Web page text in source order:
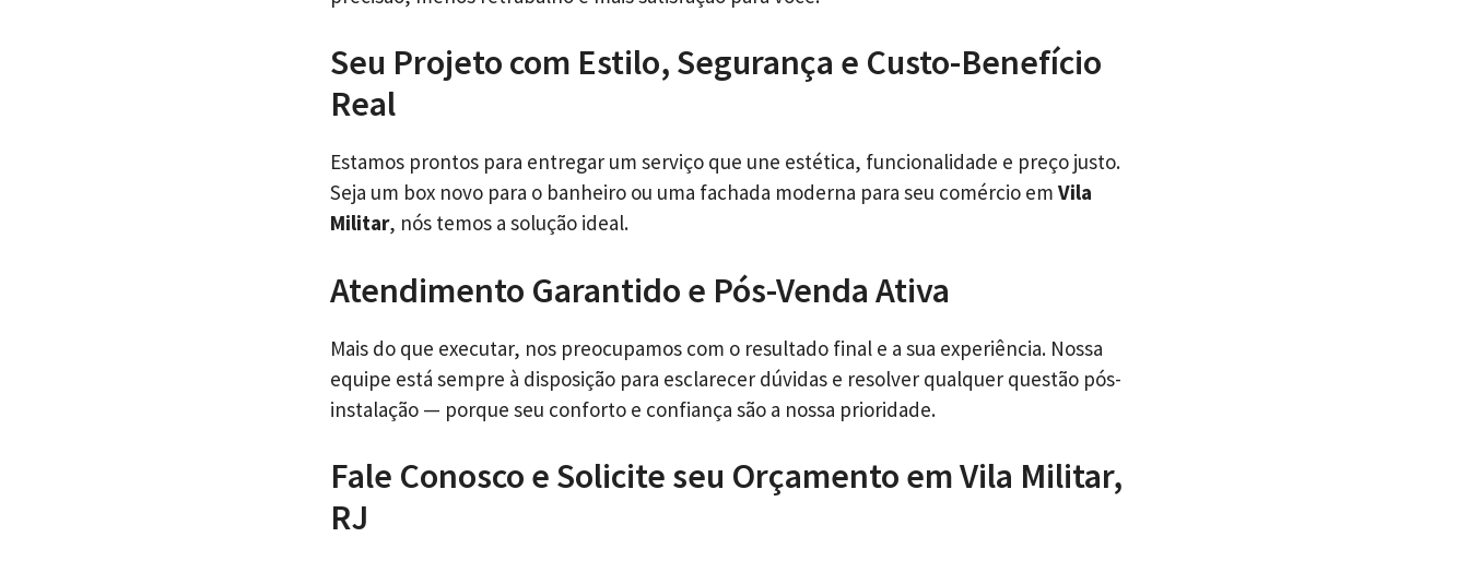
Seu Projeto com Estilo, Segurança e Custo-Benefício
Real
Estamos prontos para entregar um serviço que une estética, funcionalidade e preço justo.
Seja um box novo para o banheiro ou uma fachada moderna para seu comércio em Vila
Militar, nós temos a solução ideal.
Atendimento Garantido e Pós-Venda Ativa
Mais do que executar, nos preocupamos com o resultado final e a sua experiência. Nossa
equipe está sempre à disposição para esclarecer dúvidas e resolver qualquer questão pós-
instalação — porque seu conforto e confiança são a nossa prioridade.
Fale Conosco e Solicite seu Orçamento em Vila Militar,
RJ